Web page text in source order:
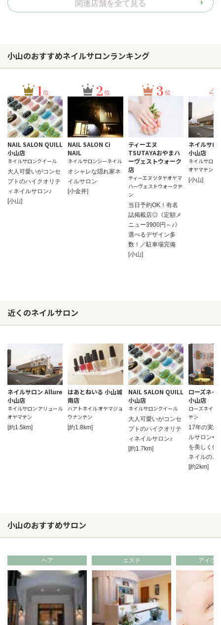
関連店舗を全て見る
小山のおすすめネイルサロンランキング
1位
NAIL SALON QUILL
小山店
ネイルサロンクイール
大人可愛いがコンセ
プトのハイクオリテ
ィネイルサロン♪
[小山]
2 位
NAIL SALON Ci
NAIL
ネイルサロンシーネイル
オシャレな隠れ家ネ
イルサロン
[小金井]
3 位
ティーエヌ
TSUTAYAおやまハ
ーヴェストウォーク
店
ティーエヌツタヤオヤマ
ハーヴェストウォークテ
ン
当日予約OK！有名
誌掲載店◎《定額メ
ニュー3900円～♪》
選べるデザイン多
数！／駐車場完備
[小山]
4
ネイルサ
小山店
ネイルサロン
オヤマテン
[小山]
近くのネイルサロン
ネイルサロン Allure
小山店
ネイルサロン アリュール
オヤマテン
[約1.5km]
はあとねいる 小山城
南店
ハアトネイル オヤマジョ
ウナンテン
[約1.8km]
NAIL SALON QUILL
小山店
ネイルサロンクイール
大人可愛いがコンセ
プトのハイクオリテ
ィネイルサロン♪
[約1.7km]
ローズネ
小山店
ローズネイル
テン
17年の実績
ルサロン◆
を美しく優
ネイルのご
[約2km]
小山のおすすめサロン
ヘア エステ アイラ